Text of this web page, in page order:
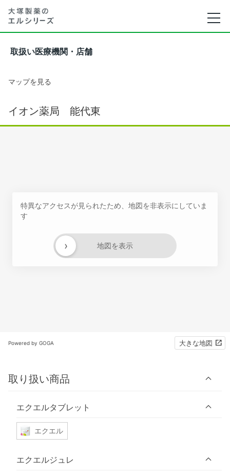
取扱い医療機関・店舗
マップを見る
イオン薬局 能代東
特異なアクセスが見られたため、地図を非表示にしていま
す
地図を表示
›
Powered by GOGA 大きな地図
取り扱い商品
エクエルタブレット
エクエル
エクエルジュレ